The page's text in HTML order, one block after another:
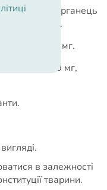
- 10 мг, марганець
- 0,1 мг.
- 500 мг.
- 320 мг,
в залежності
тварини.